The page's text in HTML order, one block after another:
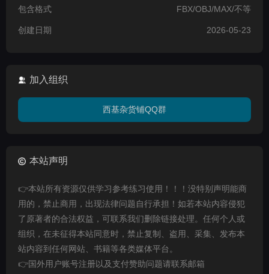
包含格式 FBX/OBJ/MAX/不等
创建日期 2026-05-23
加入组织
西基杂货铺QQ群
本站声明
👉本站所有资源仅供学习参考练习使用！！！没特别声明能商
用的，禁止商用，出现法律问题自行承担！如若本站内容侵犯
了原著者的合法权益，可联系我们删除链接处理。任何个人或
组织，在未征得本站同意时，禁止复制、盗用、采集、发布本
站内容到任何网站、书籍等各类媒体平台。
👉国外用户账号注册以及支付赞助问题请联系邮箱